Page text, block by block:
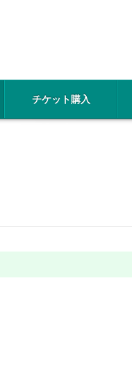
チケット購入